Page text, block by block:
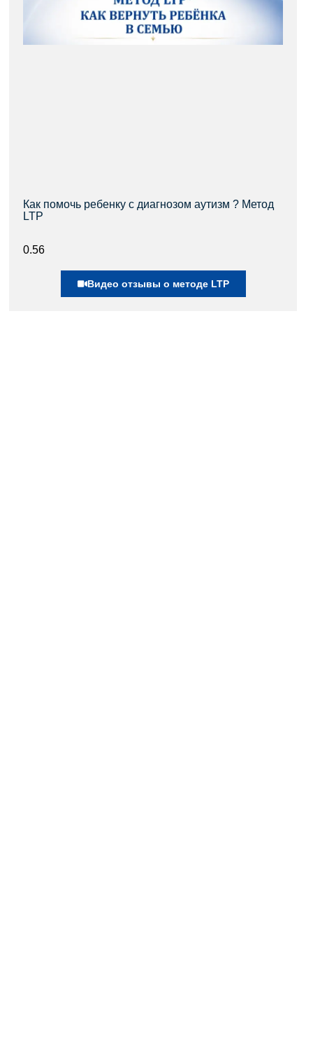
Как помочь ребенку с диагнозом аутизм ? Метод
LTP
Видео отзывы о методе LTP